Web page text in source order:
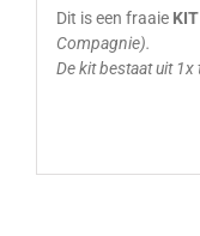
Dit is een fraaie KIT
Compagnie).
De kit bestaat uit